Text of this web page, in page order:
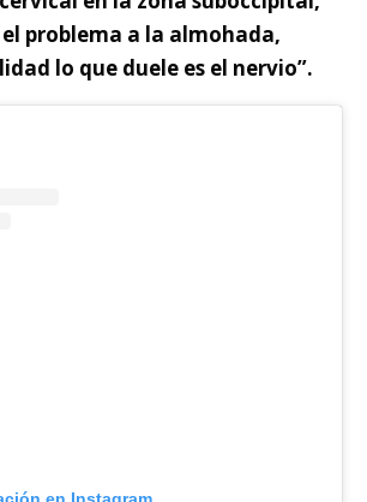
problema a la almohada,
lo que duele es el nervio”.